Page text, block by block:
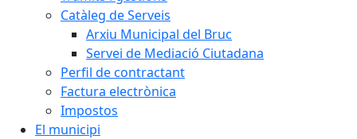
Catàleg de Serveis
Arxiu Municipal del Bruc
Servei de Mediació Ciutadana
Perfil de contractant
Factura electrònica
Impostos
El municipi